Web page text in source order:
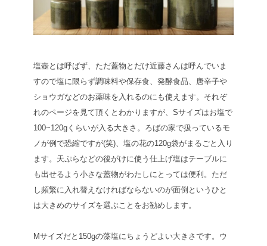
塩壺とは呼ばず、ただ蓋物とだけ近藤さんは呼んでいま
すので塩に限らず調味料や保存食、発酵食品、唐辛子や
ショウガなどのお薬味を入れるのにも使えます。それぞ
れのページを見て頂くとわかりますが、Sサイズはお塩で
100~120gくらいが入る大きさ。ろばの家で扱っているモ
ノが例で恐縮ですが(笑)、塩の花の120g袋がまるごと入り
ます。天ぷらなどの後がけに使う仕上げ塩はテーブルに
も出せるよう小さな蓋物がわたしにとっては便利。ただ
し頻繁に入れ替えなければならないのが面倒というひと
は大きめのサイズを選ぶことをお勧めします。
Mサイズだと150gの藻塩にちょうどよい大きさです。ウ